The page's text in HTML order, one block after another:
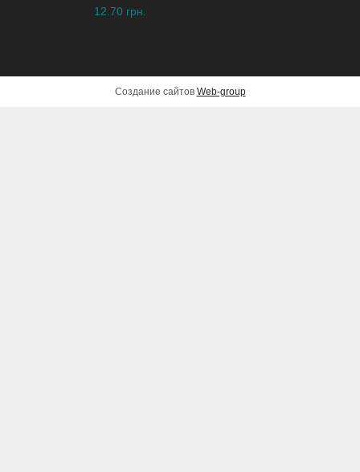
12.70 грн.
Создание сайтов Web-group